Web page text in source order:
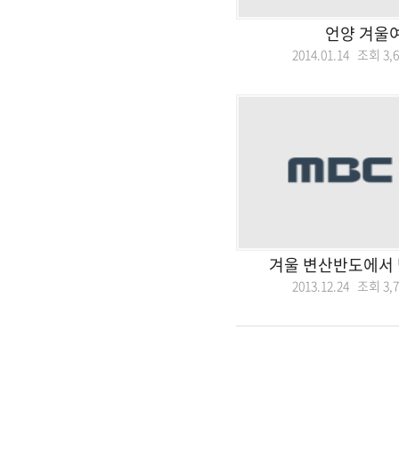
언양 겨울
2014.01.14 조회
겨울 변산반도에
2013.12.24 조회